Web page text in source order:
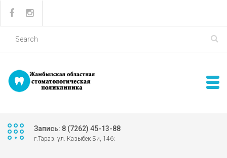
Запись: 8 (7262) 45-13-88
г.Тараз. ул. Казыбек Би, 146;